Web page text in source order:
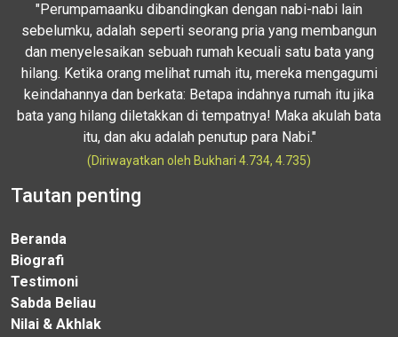
"Perumpamaanku dibandingkan dengan nabi-nabi lain
sebelumku, adalah seperti seorang pria yang membangun
dan menyelesaikan sebuah rumah kecuali satu bata yang
hilang. Ketika orang melihat rumah itu, mereka mengagumi
keindahannya dan berkata: Betapa indahnya rumah itu jika
bata yang hilang diletakkan di tempatnya! Maka akulah bata
itu, dan aku adalah penutup para Nabi."
(Diriwayatkan oleh Bukhari 4.734, 4.735)
Tautan penting
Beranda
Biografi
Testimoni
Sabda Beliau
Nilai & Akhlak